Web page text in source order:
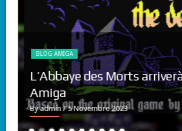
BLOG AMIGA
L’Abbaye des Morts
Amiga
By admin/ 5 Novembre 2023